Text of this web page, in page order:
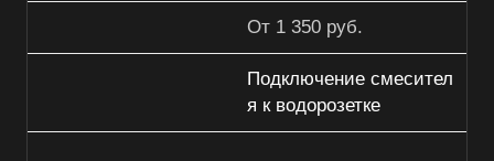
От 1 350 руб.
Подключение смесител
я к водорозетке